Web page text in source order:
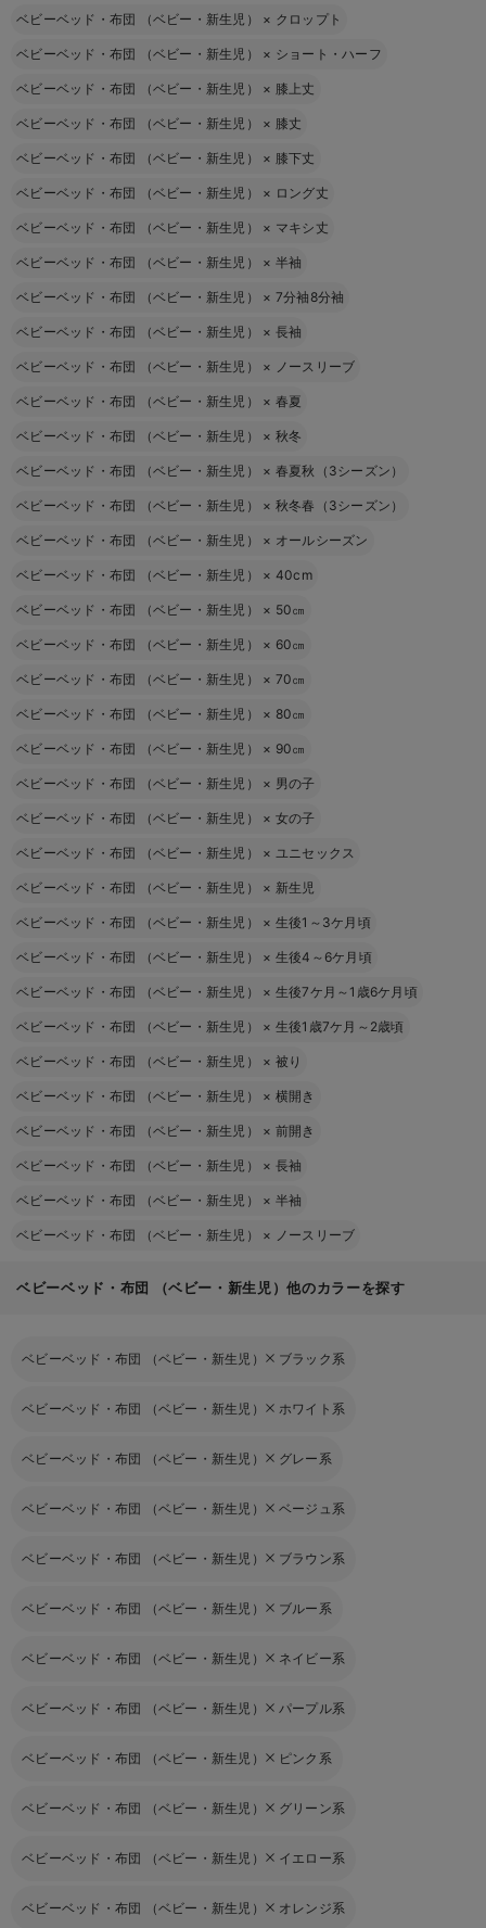
ベビーベッド・布団 （ベビー・新生児） × クロップト
ベビーベッド・布団 （ベビー・新生児） × ショート・ハーフ
ベビーベッド・布団 （ベビー・新生児） × 膝上丈
ベビーベッド・布団 （ベビー・新生児） × 膝丈
ベビーベッド・布団 （ベビー・新生児） × 膝下丈
ベビーベッド・布団 （ベビー・新生児） × ロング丈
ベビーベッド・布団 （ベビー・新生児） × マキシ丈
ベビーベッド・布団 （ベビー・新生児） × 半袖
ベビーベッド・布団 （ベビー・新生児） × 7分袖8分袖
ベビーベッド・布団 （ベビー・新生児） × 長袖
ベビーベッド・布団 （ベビー・新生児） × ノースリーブ
ベビーベッド・布団 （ベビー・新生児） × 春夏
ベビーベッド・布団 （ベビー・新生児） × 秋冬
ベビーベッド・布団 （ベビー・新生児） × 春夏秋（3シーズン）
ベビーベッド・布団 （ベビー・新生児） × 秋冬春（3シーズン）
ベビーベッド・布団 （ベビー・新生児） × オールシーズン
ベビーベッド・布団 （ベビー・新生児） × 40cm
ベビーベッド・布団 （ベビー・新生児） × 50㎝
ベビーベッド・布団 （ベビー・新生児） × 60㎝
ベビーベッド・布団 （ベビー・新生児） × 70㎝
ベビーベッド・布団 （ベビー・新生児） × 80㎝
ベビーベッド・布団 （ベビー・新生児） × 90㎝
ベビーベッド・布団 （ベビー・新生児） × 男の子
ベビーベッド・布団 （ベビー・新生児） × 女の子
ベビーベッド・布団 （ベビー・新生児） × ユニセックス
ベビーベッド・布団 （ベビー・新生児） × 新生児
ベビーベッド・布団 （ベビー・新生児） × 生後1～3ケ月頃
ベビーベッド・布団 （ベビー・新生児） × 生後4～6ケ月頃
ベビーベッド・布団 （ベビー・新生児） × 生後7ケ月～1歳6ケ月頃
ベビーベッド・布団 （ベビー・新生児） × 生後1歳7ケ月～2歳頃
ベビーベッド・布団 （ベビー・新生児） × 被り
ベビーベッド・布団 （ベビー・新生児） × 横開き
ベビーベッド・布団 （ベビー・新生児） × 前開き
ベビーベッド・布団 （ベビー・新生児） × 長袖
ベビーベッド・布団 （ベビー・新生児） × 半袖
ベビーベッド・布団 （ベビー・新生児） × ノースリーブ
ベビーベッド・布団 （ベビー・新生児）他のカラーを探す
ベビーベッド・布団 （ベビー・新生児） ブラック系
ベビーベッド・布団 （ベビー・新生児） ホワイト系
ベビーベッド・布団 （ベビー・新生児） グレー系
ベビーベッド・布団 （ベビー・新生児） ベージュ系
ベビーベッド・布団 （ベビー・新生児） ブラウン系
ベビーベッド・布団 （ベビー・新生児） ブルー系
ベビーベッド・布団 （ベビー・新生児） ネイビー系
ベビーベッド・布団 （ベビー・新生児） パープル系
ベビーベッド・布団 （ベビー・新生児） ピンク系
ベビーベッド・布団 （ベビー・新生児） グリーン系
ベビーベッド・布団 （ベビー・新生児） イエロー系
ベビーベッド・布団 （ベビー・新生児） オレンジ系